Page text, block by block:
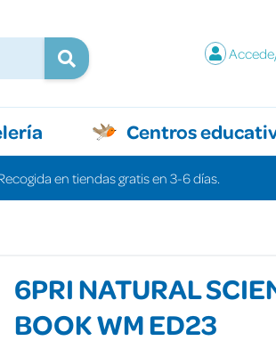
Centros
en tiendas gratis en 3-6 días.
6PRI NATURAL
BOOK WM ED23